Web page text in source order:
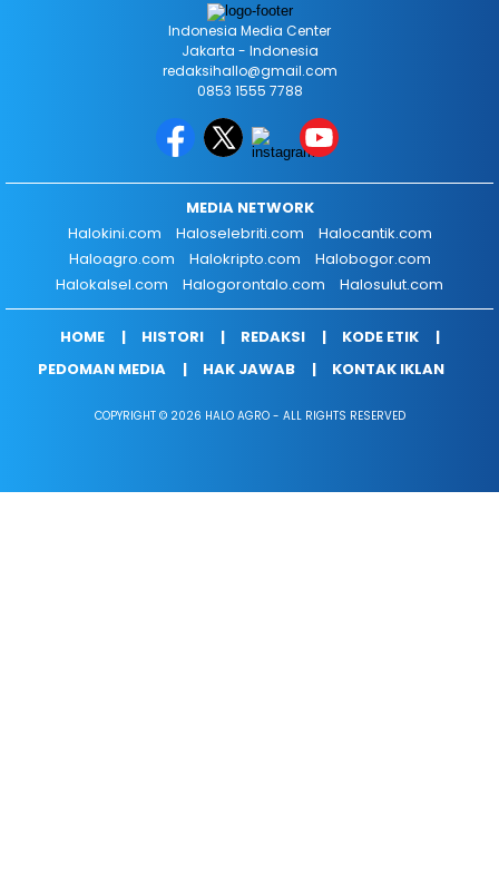
Indonesia Media Center
Jakarta - Indonesia
redaksihallo@gmail.com
0853 1555 7788
MEDIA NETWORK
Halokini.com
Haloselebriti.com
Halocantik.com
Haloagro.com
Halokripto.com
Halobogor.com
Halokalsel.com
Halogorontalo.com Halosulut.com
HOME HISTORI REDAKSI
KODE ETIK
PEDOMAN MEDIA
HAK JAWAB KONTAK IKLAN
COPYRIGHT © 2026 HALO AGRO - ALL RIGHTS RESERVED